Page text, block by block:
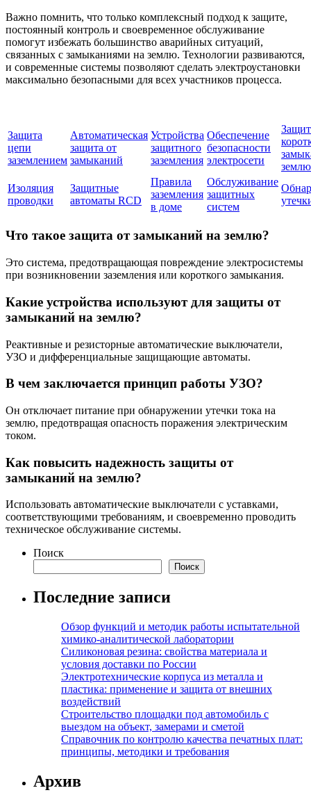
Важно помнить, что только комплексный подход к защите,
постоянный контроль и своевременное обслуживание
помогут избежать большинство аварийных ситуаций,
связанных с замыканиями на землю. Технологии развиваются,
и современные системы позволяют сделать электроустановки
максимально безопасными для всех участников процесса.
Защита
цепи
заземлением
Автоматическая
защита от
замыканий
Устройства
защитного
заземления
Обеспечение
безопасности
электросети
землю
Изоляция
проводки
Защитные
автоматы RCD
Правила
заземления
в доме
Обслуживание
защитных
систем
Что такое защита от замыканий на землю?
Это система, предотвращающая повреждение электросистемы
при возникновении заземления или короткого замыкания.
Какие устройства используют для защиты от
замыканий на землю?
Реактивные и резисторные автоматические выключатели,
УЗО и дифференциальные защищающие автоматы.
В чем заключается принцип работы УЗО?
Он отключает питание при обнаружении утечки тока на
землю, предотвращая опасность поражения электрическим
током.
Как повысить надежность защиты от
замыканий на землю?
Использовать автоматические выключатели с уставками,
соответствующими требованиям, и своевременно проводить
техническое обслуживание системы.
Поиск
Поиск
Последние записи
Обзор функций и методик работы испытательной
химико-аналитической лаборатории
Силиконовая резина: свойства материала и
условия доставки по России
Электротехнические корпуса из металла и
пластика: применение и защита от внешних
воздействий
Строительство площадки под автомобиль с
выездом на объект, замерами и сметой
Справочник по контролю качества печатных плат:
принципы, методики и требования
Архив